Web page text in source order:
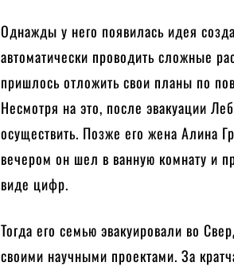
Однажды у него появилась идея
автоматически проводить сложные
пришлось отложить свои планы по
Несмотря на это, после эвакуации
осуществить. Позже его жена Алина
вечером он шел в ванную комнату и
виде цифр.
Тогда его семью эвакуировали во
своими научными проектами. За